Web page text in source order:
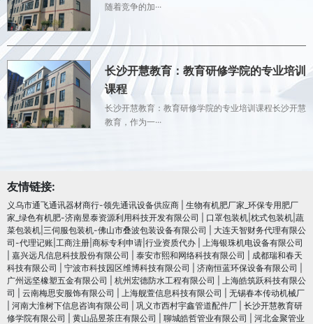
随着竞争的加···
长沙开慧教育：教育研修学院的专业培训
课程
长沙开慧教育：教育研修学院的专业培训课程长沙开慧
教育，作为一···
友情链接:
义乌市通飞通讯器材商行-领先通讯设备供应商
生物有机肥厂家_环保专用肥厂
家_绿色有机肥-济南昱泰资源利用科技开发有限公司
口罩包装机|枕式包装机|蔬
菜包装机|三伺服包装机-佛山市叠波包装设备有限公司
大连天智财务代理有限公
司-代理记账|工商注册|商标专利申请|行业资质代办
上海银珠机电设备有限公司
嘉兴远凡信息科技股份有限公司 泰安市熙和网络科技有限公司
成都瑞和春天
科技有限公司
宁波市科技园区维博科技有限公司 济南恒蓝环保设备有限公司
广州远坚橡塑五金有限公司
杭州宏德防水工程有限公司
上海皓筑跃科技有限公
司
云南梅思安服饰有限公司 上海舰萱信息科技有限公司
无锡春本传动机械厂
河南大淮树下信息咨询有限公司 巩义市西村宇鑫管道配件厂
长沙开慧教育研
修学院有限公司
黄山品昱茶庄有限公司 聊城皓哲管业有限公司
河北金聚管业